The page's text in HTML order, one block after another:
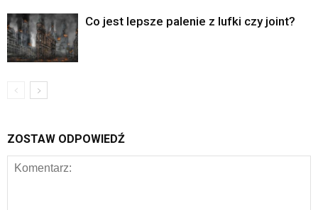
Co jest lepsze palenie z lufki czy joint?
ZOSTAW ODPOWIEDŹ